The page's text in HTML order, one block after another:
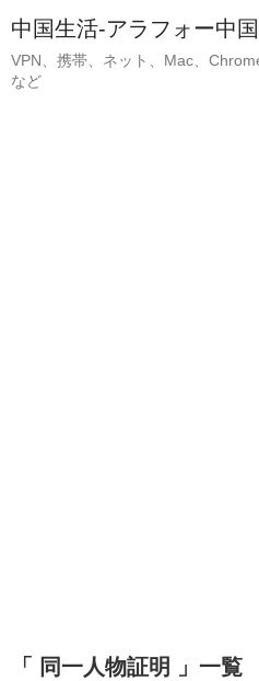
中国生活-アラフォー中
VPN、携帯、ネット、Mac、
など
「 同一人物証明 」一覧